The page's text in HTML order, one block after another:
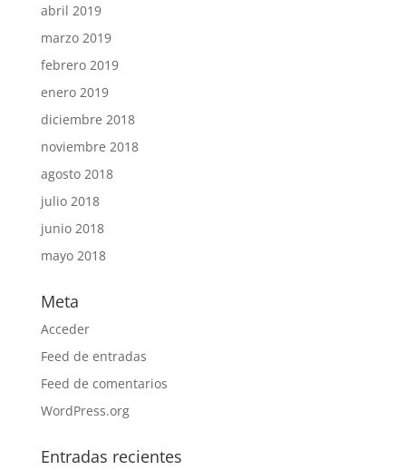
abril 2019
marzo 2019
febrero 2019
enero 2019
diciembre 2018
noviembre 2018
agosto 2018
julio 2018
junio 2018
mayo 2018
Meta
Acceder
Feed de entradas
Feed de comentarios
WordPress.org
Entradas recientes